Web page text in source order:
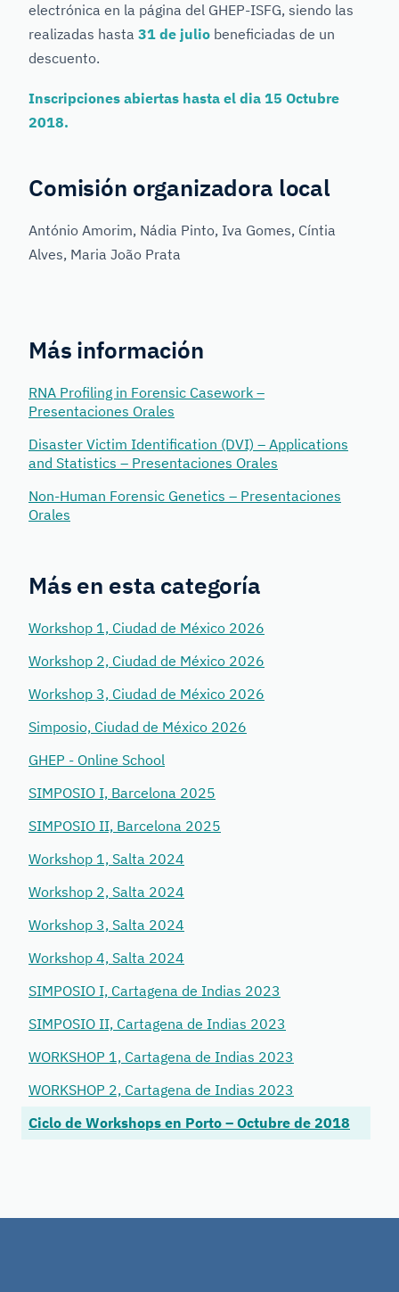
electrónica en la página del GHEP-ISFG, siendo las
realizadas hasta 31 de julio beneficiadas de un
descuento.
Inscripciones abiertas hasta el dia 15 Octubre
2018.
Comisión organizadora local
António Amorim, Nádia Pinto, Iva Gomes, Cíntia
Alves, Maria João Prata
Más información
RNA Profiling in Forensic Casework –
Presentaciones Orales
Disaster Victim Identification (DVI) – Applications
and Statistics – Presentaciones Orales
Non-Human Forensic Genetics – Presentaciones
Orales
Más en esta categoría
Workshop 1, Ciudad de México 2026
Workshop 2, Ciudad de México 2026
Workshop 3, Ciudad de México 2026
Simposio, Ciudad de México 2026
GHEP - Online School
SIMPOSIO I, Barcelona 2025
SIMPOSIO II, Barcelona 2025
Workshop 1, Salta 2024
Workshop 2, Salta 2024
Workshop 3, Salta 2024
Workshop 4, Salta 2024
SIMPOSIO I, Cartagena de Indias 2023
SIMPOSIO II, Cartagena de Indias 2023
WORKSHOP 1, Cartagena de Indias 2023
WORKSHOP 2, Cartagena de Indias 2023
Ciclo de Workshops en Porto – Octubre de 2018